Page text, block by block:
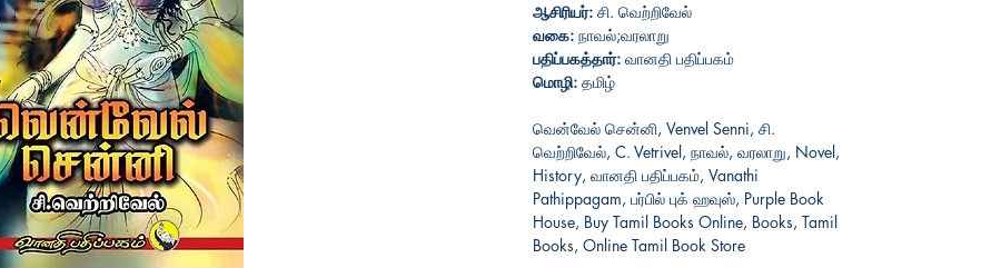
ஆசிரியர்: சி. வெற்றிவேல்
வகை: நாவல்;வரலாறு
பதிப்பகத்தார்: வானதி பதிப்பகம்
மொழி: தமிழ்
வென்வேல் சென்னி, Venvel Senni, சி.
வெற்றிவேல், C. Vetrivel, நாவல், வரலாறு, Novel,
History, வானதி பதிப்பகம், Vanathi
Pathippagam, பர்பில் புக் ஹவுஸ், Purple Book
House, Buy Tamil Books Online, Books, Tamil
Books, Online Tamil Book Store